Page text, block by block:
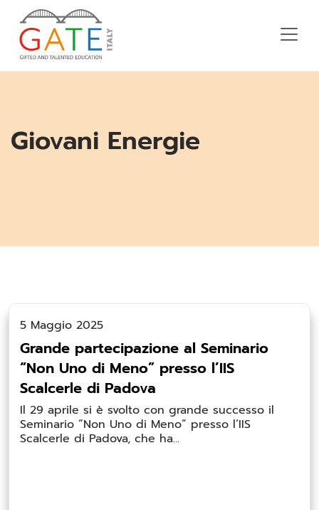
Giovani Energie
5 Maggio 2025
Grande partecipazione al Seminario
“Non Uno di Meno” presso l’IIS
Scalcerle di Padova
Il 29 aprile si è svolto con grande successo il
Seminario “Non Uno di Meno” presso l’IIS
Scalcerle di Padova, che ha...